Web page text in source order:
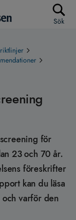
Sök
för
23 och 70 år.
föreskrifter
kan du läsa
varför den